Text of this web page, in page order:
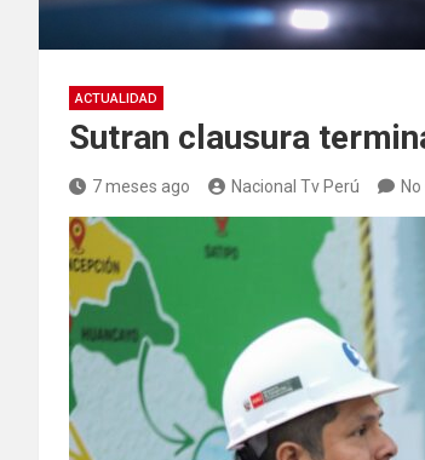
ACTUALIDAD
Sutran clausura
7 meses ago Nacional Tv Perú